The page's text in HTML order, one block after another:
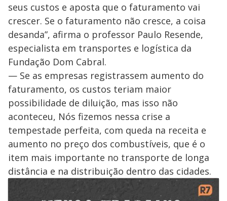
seus custos e aposta que o faturamento vai
crescer. Se o faturamento não cresce, a coisa
desanda”, afirma o professor Paulo Resende,
especialista em transportes e logística da
Fundação Dom Cabral.
— Se as empresas registrassem aumento do
faturamento, os custos teriam maior
possibilidade de diluição, mas isso não
aconteceu, Nós fizemos nessa crise a
tempestade perfeita, com queda na receita e
aumento no preço dos combustíveis, que é o
item mais importante no transporte de longa
distância e na distribuição dentro das cidades.